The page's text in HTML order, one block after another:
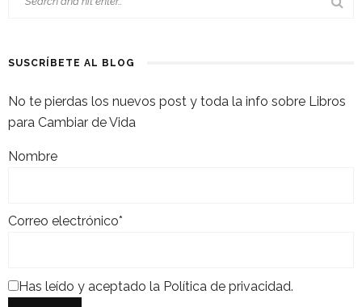
SUSCRÍBETE AL BLOG
No te pierdas los nuevos post y toda la info sobre Libros
para Cambiar de Vida
Nombre
Correo electrónico*
Has leído y aceptado la Política de privacidad.